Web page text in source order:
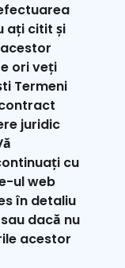
ați citit și
ori veți
Termeni
juridic
cu
ul web
în detaliu
dacă nu
acestor